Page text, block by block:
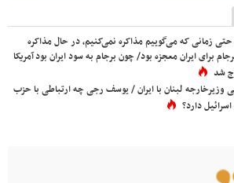
حتی زمانی که می‌گوییم مذاکره نمی‌کنیم، در حال مذاکره
برای ایران معجزه بود/ چون برجام به سود ایران بود آمریکا
شد
وزیرخارجه لبنان با ایران / یوسف رجی چه ارتباطی با حزب
دارد؟